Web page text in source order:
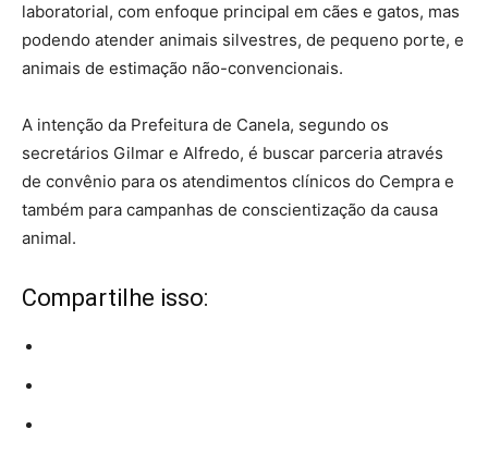
laboratorial, com enfoque principal em cães e gatos, mas
podendo atender animais silvestres, de pequeno porte, e
animais de estimação não-convencionais.
A intenção da Prefeitura de Canela, segundo os
secretários Gilmar e Alfredo, é buscar parceria através
de convênio para os atendimentos clínicos do Cempra e
também para campanhas de conscientização da causa
animal.
Compartilhe isso: